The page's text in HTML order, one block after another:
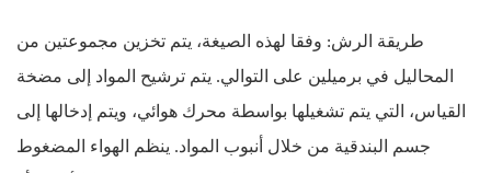
طريقة الرش: وفقا لهذه الصيغة، يتم تخزين مجموعتين من
المحاليل في برميلين على التوالي. يتم ترشيح المواد إلى مضخة
القياس، التي يتم تشغيلها بواسطة محرك هوائي، ويتم إدخالها إلى
جسم البندقية من خلال أنبوب المواد. ينظم الهواء المضغوط